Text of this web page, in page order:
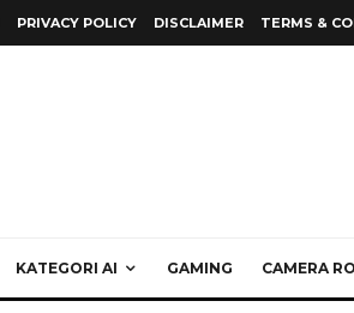
PRIVACY POLICY DISCLAIMER TERMS &
KATEGORI AI GAMING CAMERA